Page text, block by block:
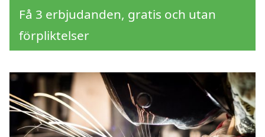
Få 3 erbjudanden, gratis och utan
förpliktelser